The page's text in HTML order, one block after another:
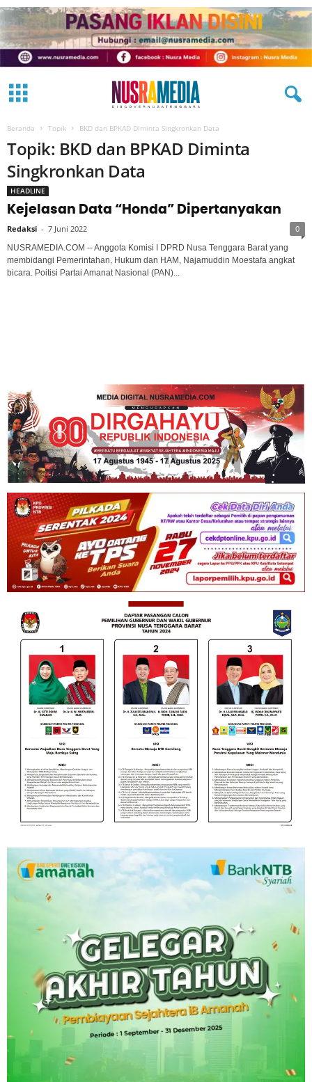
Beranda Topik BKD dan BPKAD Diminta Singkronkan Data
Topik: BKD dan BPKAD Diminta
Singkronkan Data
HEADLINE
Kejelasan Data “Honda” Dipertanyakan
Redaksi - 7 Juni 2022 0
NUSRAMEDIA.COM -- Anggota Komisi I DPRD Nusa Tenggara Barat yang
membidangi Pemerintahan, Hukum dan HAM, Najamuddin Moestafa angkat
bicara. Poitisi Partai Amanat Nasional (PAN)...